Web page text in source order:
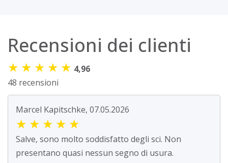
Recensioni dei clienti
★ ★ ★ ★ ★ 4,96
48 recensioni
Marcel Kapitschke, 07.05.2026
★ ★ ★ ★ ★
Salve, sono molto soddisfatto degli sci. Non
presentano quasi nessun segno di usura.